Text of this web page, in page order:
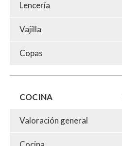
Lencería
Vajilla
Copas
COCINA
Valoración general